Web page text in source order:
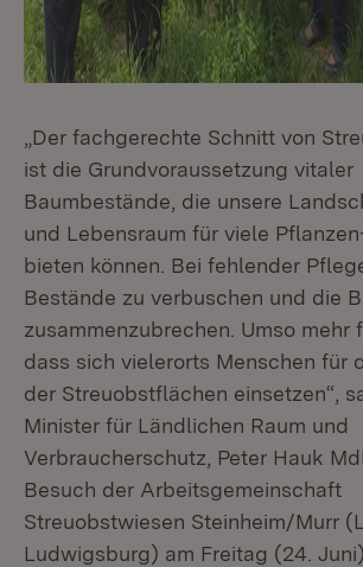
„Der fachgerechte Schnitt von
ist die Grundvoraussetzung vitaler
Baumbestände, die unsere
und Lebensraum für viele
bieten können. Bei fehlender
Bestände zu verbuschen und die
zusammenzubrechen. Umso mehr
dass sich vielerorts Menschen für
der Streuobstflächen einsetzen“,
Minister für Ländlichen Raum und
Verbraucherschutz, Peter Hauk
Besuch der Arbeitsgemeinschaft
Streuobstwiesen Steinheim/Murr
Ludwigsburg) am Freitag (24. Juni).